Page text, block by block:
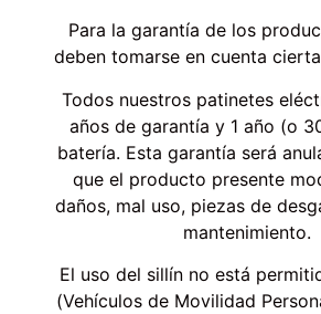
Para la garantía de los
deben tomarse en cuenta
Todos nuestros patinetes
años de garantía y 1 año (o
batería. Esta garantía será
que el producto presente
daños, mal uso, piezas de
mantenimiento.
El uso del sillín no está
(Vehículos de Movilidad